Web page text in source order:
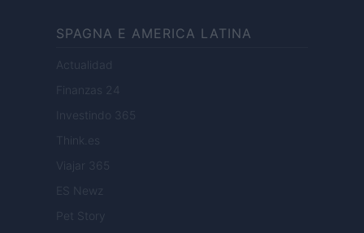
SPAGNA E AMERICA LATINA
Actualidad
Finanzas 24
Investindo 365
Think.es
Viajar 365
ES Newz
Pet Story